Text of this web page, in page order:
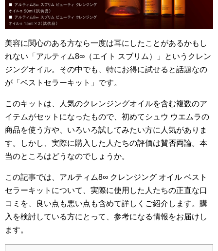
美容に関心のある方なら一度は耳にしたことがあるかもし
れない「アルティム8∞（エイト スブリム）」というクレン
ジングオイル。その中でも、特にお得に試せると話題なの
が「ベストセラーキット」です。
このキットは、人気のクレンジングオイルを含む複数のア
イテムがセットになったもので、初めてシュウ ウエムラの
商品を使う方や、いろいろ試してみたい方に人気がありま
す。しかし、実際に購入した人たちの評価は賛否両論。本
当のところはどうなのでしょうか。
この記事では、アルティム8∞ クレンジング オイル ベスト
セラーキットについて、実際に使用した人たちの正直な口
コミを、良い点も悪い点も含めて詳しくご紹介します。購
入を検討している方にとって、参考になる情報をお届けし
ます。